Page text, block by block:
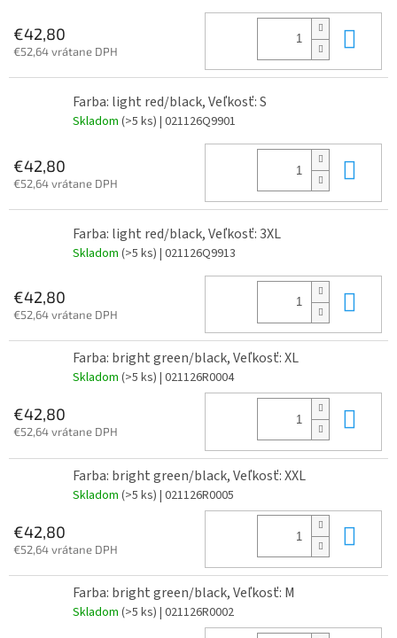
€42,80
€52,64 vrátane DPH
Farba: light red/black, Veľkosť: S
Skladom (>5 ks) | 021126Q9901
€42,80
€52,64 vrátane DPH
Farba: light red/black, Veľkosť: 3XL
Skladom (>5 ks) | 021126Q9913
€42,80
€52,64 vrátane DPH
Farba: bright green/black, Veľkosť: XL
Skladom (>5 ks) | 021126R0004
€42,80
€52,64 vrátane DPH
Farba: bright green/black, Veľkosť: XXL
Skladom (>5 ks) | 021126R0005
€42,80
€52,64 vrátane DPH
Farba: bright green/black, Veľkosť: M
Skladom (>5 ks) | 021126R0002